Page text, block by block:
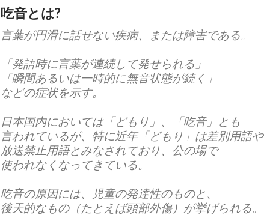
吃音とは?
言葉が円滑に話せない疾病、または障害である。
「発語時に言葉が連続して発せられる」
「瞬間あるいは一時的に無音状態が続く」
などの症状を示す。
日本国内においては「どもり」、「吃音」とも
言われているが、特に近年「どもり」は差別用語や
放送禁止用語とみなされており、公の場で
使われなくなってきている。
吃音の原因には、児童の発達性のものと、
後天的なもの（たとえば頭部外傷）が挙げられる。